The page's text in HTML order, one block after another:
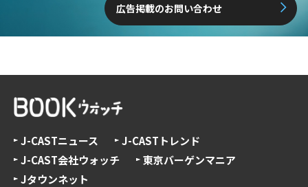
広告掲載のお問い合わせ
J-CASTニュース
J-CASTトレンド
J-CAST会社ウォッチ
東京バーゲンマニア
Jタウンネット